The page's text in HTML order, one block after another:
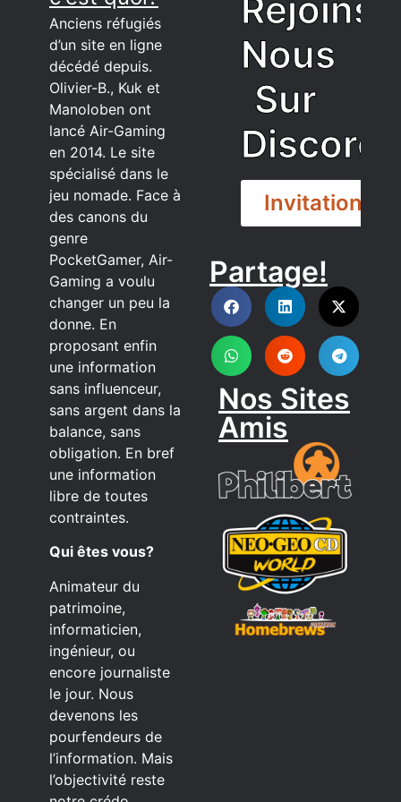
Anciens réfugiés
d’un site en ligne
décédé depuis.
Olivier-B., Kuk et
Manoloben ont
lancé Air-Gaming
en 2014. Le site
spécialisé dans le
jeu nomade. Face à
des canons du
genre
PocketGamer, Air-
Gaming a voulu
changer un peu la
donne. En
proposant enfin
une information
sans influenceur,
sans argent dans la
balance, sans
obligation. En bref
une information
libre de toutes
contraintes.
Qui êtes vous?
Animateur du
patrimoine,
informaticien,
ingénieur, ou
encore journaliste
le jour. Nous
devenons les
pourfendeurs de
l’information. Mais
l’objectivité reste
Rejoins
Nous
Sur
Discord
Invitation
DISCORD
Partage!
Nos Sites
Amis